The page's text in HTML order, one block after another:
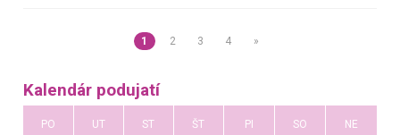
1 2 3 4 »
Kalendár podujatí
PO UT ST ŠT PI SO NE